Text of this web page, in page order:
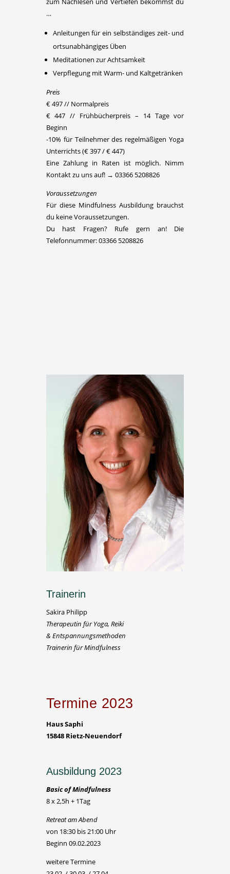
…
Anleitungen für ein selbständiges zeit- und
ortsunabhängiges Üben
Meditationen zur Achtsamkeit
Verpflegung mit Warm- und Kaltgetränken
Preis
€ 497 // Normalpreis
€ 447 // Frühbücherpreis – 14 Tage vor
Beginn
-10% für Teilnehmer des regelmäßigen Yoga
Unterrichts (€ 397 / € 447)
Eine Zahlung in Raten ist möglich. Nimm
Kontakt zu uns auf! → 03366 5208826
Voraussetzungen
Für diese Mindfulness Ausbildung brauchst
du keine Voraussetzungen.
Du hast Fragen? Rufe gern an! Die
Telefonnummer: 03366 5208826
Trainerin
Sakira Philipp
Therapeutin für Yoga, Reiki
& Entspannungsmethoden
Trainerin für Mindfulness
Termine 2023
Haus Saphi
15848 Rietz-Neuendorf
Ausbildung 2023
Basic of Mindfulness
8 x 2,5h + 1Tag
Retreat am Abend
von 18:30 bis 21:00 Uhr
Beginn 09.02.2023
weitere Termine